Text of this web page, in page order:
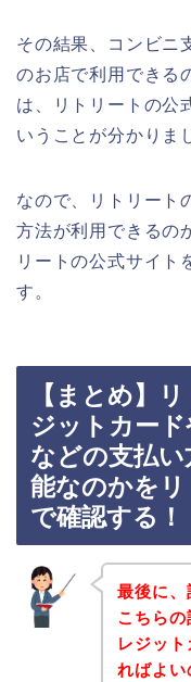
その結果、コンビニ
のお店で利用できる
は、リトリートの公
いうことが分かりま
なので、リトリート
方法が利用できるの
リートの公式サイト
す。
【まとめ】
ジットカード
などの支払
能なのかを
で確認する！
最後に、
こちら
レジッ
ればよい